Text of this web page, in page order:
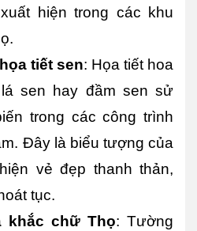
hiện trong các khu
tiết sen: Họa tiết hoa
sen hay đầm sen sử
trong các công trình
Đây là biểu tượng của
vẻ đẹp thanh thản,
tục.
khắc chữ Thọ: Tường